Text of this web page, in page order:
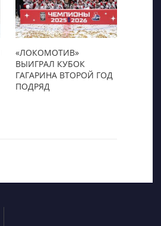
«ЛОКОМОТИВ»
ВЫИГРАЛ КУБОК
ГАГАРИНА ВТОРОЙ ГОД
ПОДРЯД